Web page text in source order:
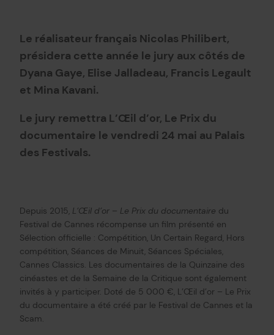
Le réalisateur français Nicolas Philibert,
présidera cette année le jury aux côtés de
Dyana Gaye, Elise Jalladeau, Francis Legault
et Mina Kavani.
Le jury remettra L’Œil d’or, Le Prix du
documentaire le vendredi 24 mai au Palais
des Festivals.
Depuis 2015, L’Œil d’or – Le Prix du documentaire du
Festival de Cannes récompense un film présenté en
Sélection officielle : Compétition, Un Certain Regard, Hors
compétition, Séances de Minuit, Séances Spéciales,
Cannes Classics. Les documentaires de la Quinzaine des
cinéastes et de la Semaine de la Critique sont également
invités à y participer. Doté de 5 000 €, L’Œil d’or – Le Prix
du documentaire a été créé par le Festival de Cannes et la
Scam.